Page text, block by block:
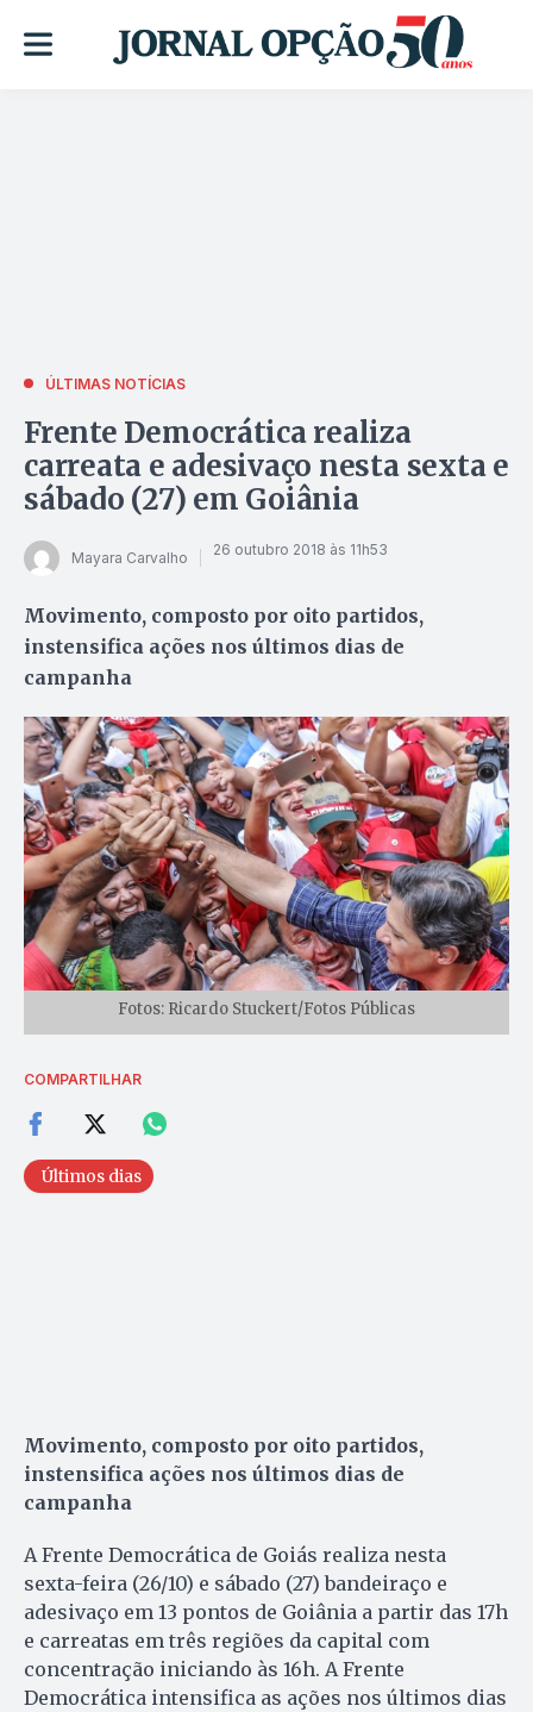
ÚLTIMAS NOTÍCIAS
Frente Democrática realiza
carreata e adesivaço nesta sexta e
sábado (27) em Goiânia
Mayara Carvalho 26 outubro 2018 às 11h53
Movimento, composto por oito partidos,
instensifica ações nos últimos dias de
campanha
Fotos: Ricardo Stuckert/Fotos Públicas
COMPARTILHAR
Últimos dias
Movimento, composto por oito partidos,
instensifica ações nos últimos dias de
campanha
A Frente Democrática de Goiás realiza nesta
sexta-feira (26/10) e sábado (27) bandeiraço e
adesivaço em 13 pontos de Goiânia a partir das 17h
e carreatas em três regiões da capital com
concentração iniciando às 16h. A Frente
Democrática intensifica as ações nos últimos dias